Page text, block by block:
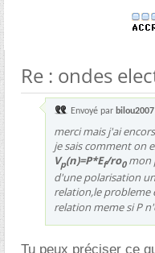
Re : ondes
Envoyé par bilou2007
merci mais j'ai
je sais comment on
Vp(n)=P*Ef/ro0mon
d'une polarisation
relation,le probleme
relation meme si P
Tu peux préciser ce